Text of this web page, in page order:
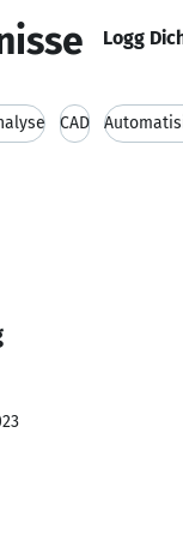
Logg
CAD